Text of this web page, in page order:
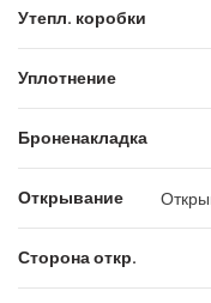
Утепл. коробки
Уплотнение
Броненакладка
Открывание
Сторона откр.